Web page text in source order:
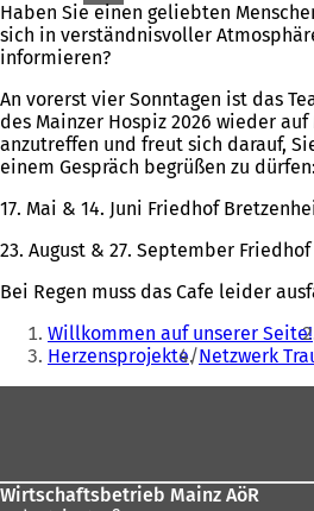
Haben Sie einen geliebten
sich in verständnisvoller
informieren?
An vorerst vier Sonntagen ist das
des Mainzer Hospiz 2026 wieder
anzutreffen und freut sich darauf,
einem Gespräch begrüßen zu dürfen:
17. Mai & 14. Juni Friedhof
23. August & 27. September
Bei Regen muss das Cafe leider
Sie
befinden
sich
Willkommen auf unserer Seite!
Herzensprojekte Netzwerk
Wirtschaftsbetrieb Mainz AöR